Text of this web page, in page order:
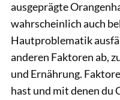
ausgeprägte
wahrscheinlich auch
Hautproblematik
anderen Faktoren ab,
und Ernährung.
hast und mit denen du